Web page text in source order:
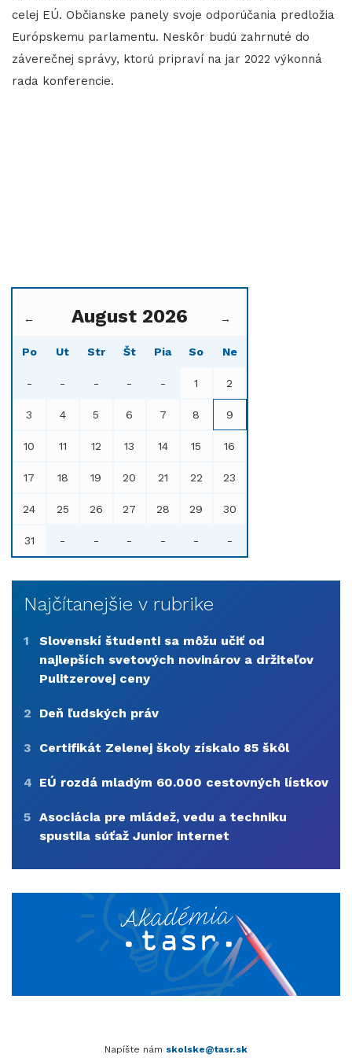
celej EÚ. Občianske panely svoje odporúčania predložia
Európskemu parlamentu. Neskôr budú zahrnuté do
záverečnej správy, ktorú pripraví na jar 2022 výkonná
rada konferencie.
← August 2026 →
Po Ut Str Št Pia So Ne
- - - - - 1 2
3 4 5 6 7 8 9
10 11 12 13 14 15 16
17 18 19 20 21 22 23
24 25 26 27 28 29 30
31 - - - - - -
Najčítanejšie v rubrike
1
Slovenskí študenti sa môžu učiť od
najlepších svetových novinárov a držiteľov
Pulitzerovej ceny
2 Deň ľudských práv
3 Certifikát Zelenej školy získalo 85 škôl
4 EÚ rozdá mladým 60.000 cestovných lístkov
5 Asociácia pre mládež, vedu a techniku
spustila súťaž Junior internet
Napíšte nám skolske@tasr.sk